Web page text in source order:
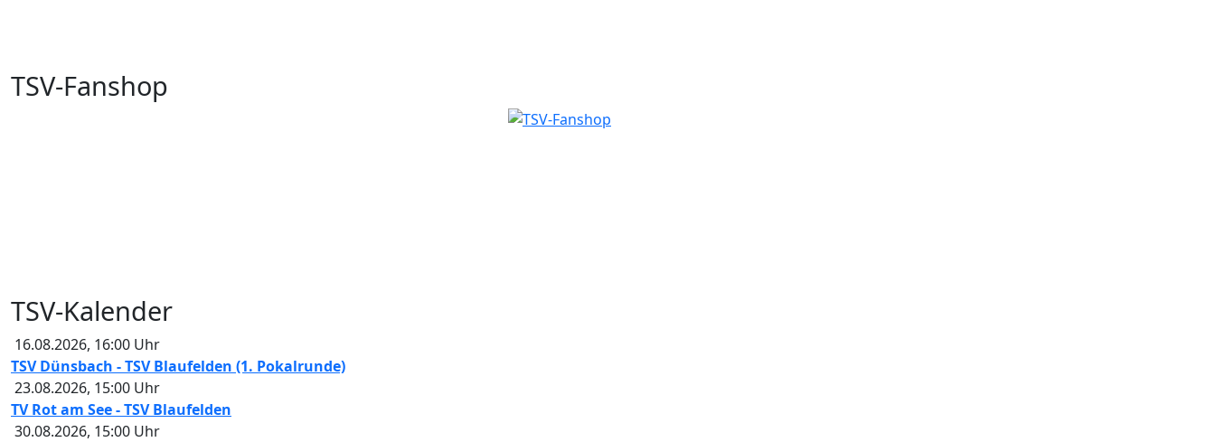
TSV-Fanshop
TSV-Kalender
16.08.2026, 16:00 Uhr
TSV Dünsbach - TSV Blaufelden (1. Pokalrunde)
23.08.2026, 15:00 Uhr
TV Rot am See - TSV Blaufelden
30.08.2026, 15:00 Uhr